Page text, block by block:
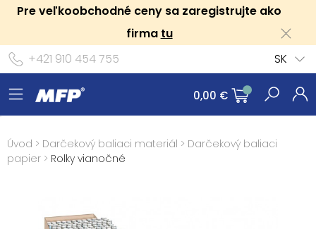
Pre veľkoobchodné ceny sa zaregistrujte ako
firma tu
+421 910 454 755
SK
0,00 €
Úvod > Darčekový baliaci materiál > Darčekový baliaci
papier > Rolky vianočné